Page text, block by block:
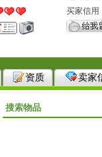
买家信用
资质 卖家
搜索物品